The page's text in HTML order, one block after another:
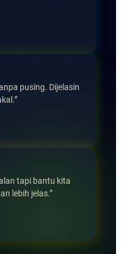
pusing. Dijelasin
tapi bantu kita
lebih jelas.”